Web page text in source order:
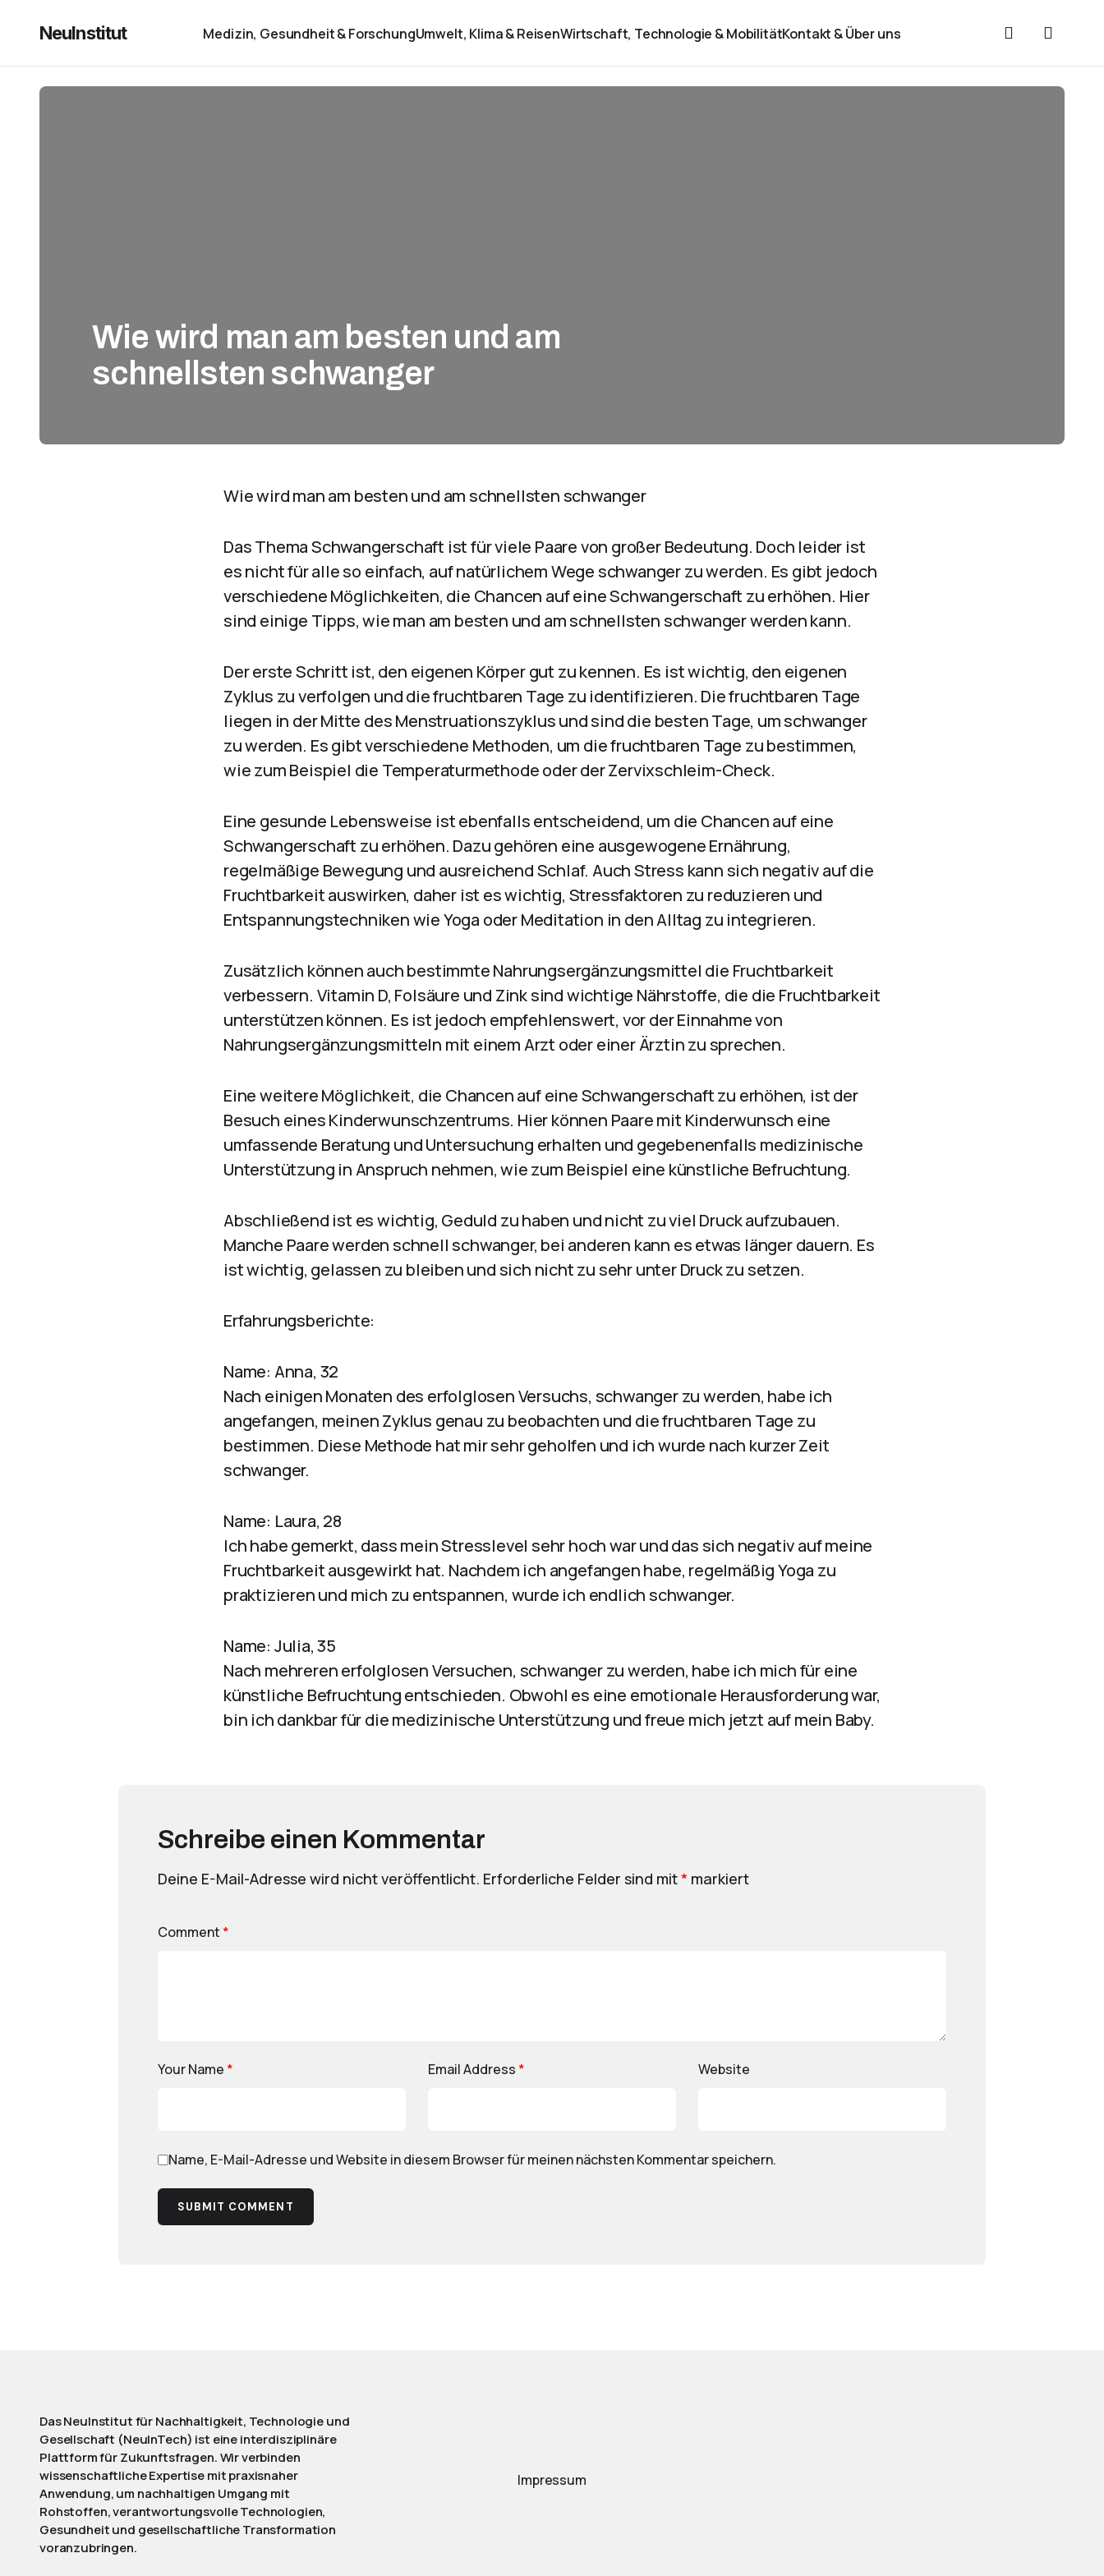
NeuInstitut Medizin, Gesundheit & ForschungUmwelt, Klima & ReisenWirtschaft, Technologie & MobilitätKontakt & Über uns
Wie wird man am besten und am
schnellsten schwanger
Wie wird man am besten und am schnellsten schwanger
Das Thema Schwangerschaft ist für viele Paare von großer Bedeutung. Doch leider ist
es nicht für alle so einfach, auf natürlichem Wege schwanger zu werden. Es gibt jedoch
verschiedene Möglichkeiten, die Chancen auf eine Schwangerschaft zu erhöhen. Hier
sind einige Tipps, wie man am besten und am schnellsten schwanger werden kann.
Der erste Schritt ist, den eigenen Körper gut zu kennen. Es ist wichtig, den eigenen
Zyklus zu verfolgen und die fruchtbaren Tage zu identifizieren. Die fruchtbaren Tage
liegen in der Mitte des Menstruationszyklus und sind die besten Tage, um schwanger
zu werden. Es gibt verschiedene Methoden, um die fruchtbaren Tage zu bestimmen,
wie zum Beispiel die Temperaturmethode oder der Zervixschleim-Check.
Eine gesunde Lebensweise ist ebenfalls entscheidend, um die Chancen auf eine
Schwangerschaft zu erhöhen. Dazu gehören eine ausgewogene Ernährung,
regelmäßige Bewegung und ausreichend Schlaf. Auch Stress kann sich negativ auf die
Fruchtbarkeit auswirken, daher ist es wichtig, Stressfaktoren zu reduzieren und
Entspannungstechniken wie Yoga oder Meditation in den Alltag zu integrieren.
Zusätzlich können auch bestimmte Nahrungsergänzungsmittel die Fruchtbarkeit
verbessern. Vitamin D, Folsäure und Zink sind wichtige Nährstoffe, die die Fruchtbarkeit
unterstützen können. Es ist jedoch empfehlenswert, vor der Einnahme von
Nahrungsergänzungsmitteln mit einem Arzt oder einer Ärztin zu sprechen.
Eine weitere Möglichkeit, die Chancen auf eine Schwangerschaft zu erhöhen, ist der
Besuch eines Kinderwunschzentrums. Hier können Paare mit Kinderwunsch eine
umfassende Beratung und Untersuchung erhalten und gegebenenfalls medizinische
Unterstützung in Anspruch nehmen, wie zum Beispiel eine künstliche Befruchtung.
Abschließend ist es wichtig, Geduld zu haben und nicht zu viel Druck aufzubauen.
Manche Paare werden schnell schwanger, bei anderen kann es etwas länger dauern. Es
ist wichtig, gelassen zu bleiben und sich nicht zu sehr unter Druck zu setzen.
Erfahrungsberichte:
Name: Anna, 32
Nach einigen Monaten des erfolglosen Versuchs, schwanger zu werden, habe ich
angefangen, meinen Zyklus genau zu beobachten und die fruchtbaren Tage zu
bestimmen. Diese Methode hat mir sehr geholfen und ich wurde nach kurzer Zeit
schwanger.
Name: Laura, 28
Ich habe gemerkt, dass mein Stresslevel sehr hoch war und das sich negativ auf meine
Fruchtbarkeit ausgewirkt hat. Nachdem ich angefangen habe, regelmäßig Yoga zu
praktizieren und mich zu entspannen, wurde ich endlich schwanger.
Name: Julia, 35
Nach mehreren erfolglosen Versuchen, schwanger zu werden, habe ich mich für eine
künstliche Befruchtung entschieden. Obwohl es eine emotionale Herausforderung war,
bin ich dankbar für die medizinische Unterstützung und freue mich jetzt auf mein Baby.
Schreibe einen Kommentar
Deine E-Mail-Adresse wird nicht veröffentlicht. Erforderliche Felder sind mit* markiert
Comment *
Your Name * Email Address * Website
Name, E-Mail-Adresse und Website in diesem Browser für meinen nächsten Kommentar speichern.
SUBMIT COMMENT
Das NeuInstitut für Nachhaltigkeit, Technologie und
Gesellschaft (NeuInTech) ist eine interdisziplinäre
Plattform für Zukunftsfragen. Wir verbinden
wissenschaftliche Expertise mit praxisnaher
Anwendung, um nachhaltigen Umgang mit
Rohstoffen, verantwortungsvolle Technologien,
Gesundheit und gesellschaftliche Transformation
voranzubringen.
Impressum